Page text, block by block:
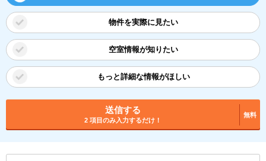
物件を実際に見たい
空室情報が知りたい
もっと詳細な情報がほしい
送信する
2 項目のみ入力するだけ！
無料